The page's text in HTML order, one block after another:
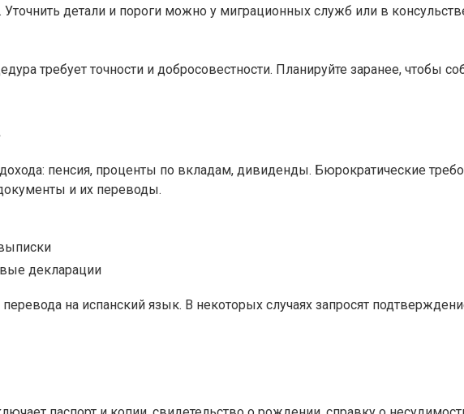
детали и пороги можно у миграционных служб или в
требует точности и добросовестности. Планируйте заранее, чтобы
пенсия, проценты по вкладам, дивиденды. Бюрократические
и их переводы.
декларации
на испанский язык. В некоторых случаях запросят